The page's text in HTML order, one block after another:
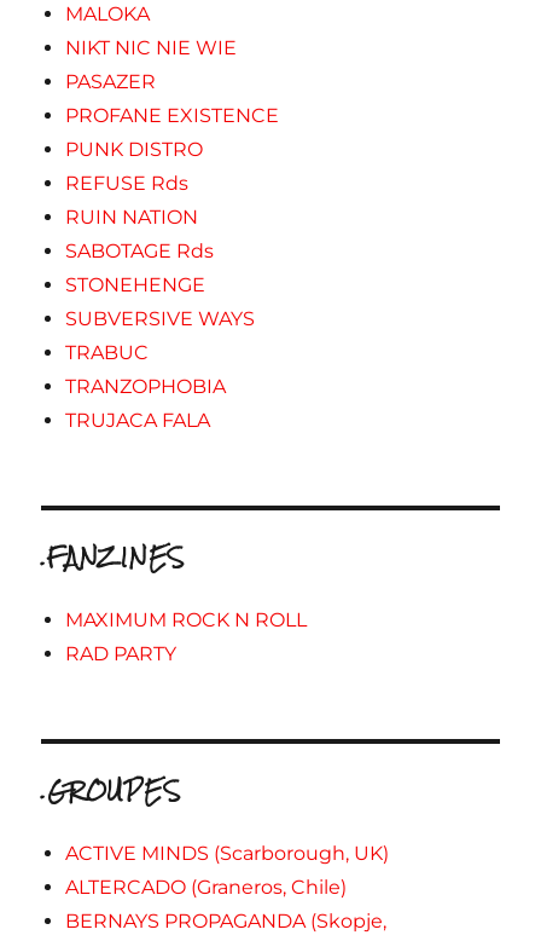
MALOKA
NIKT NIC NIE WIE
PASAZER
PROFANE EXISTENCE
PUNK DISTRO
REFUSE Rds
RUIN NATION
SABOTAGE Rds
STONEHENGE
SUBVERSIVE WAYS
TRABUC
TRANZOPHOBIA
TRUJACA FALA
.FANZINES
MAXIMUM ROCK N ROLL
RAD PARTY
.GROUPES
ACTIVE MINDS (Scarborough, UK)
ALTERCADO (Graneros, Chile)
BERNAYS PROPAGANDA (Skopje,